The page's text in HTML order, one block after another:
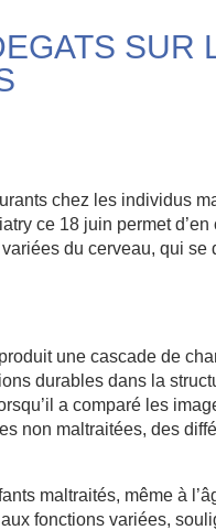
SUR
chez les individus
ce 18 juin permet d’en
du cerveau, qui se
une cascade de
durables dans la
a comparé les
non maltraitées, des
maltraités, même à
fonctions variées,